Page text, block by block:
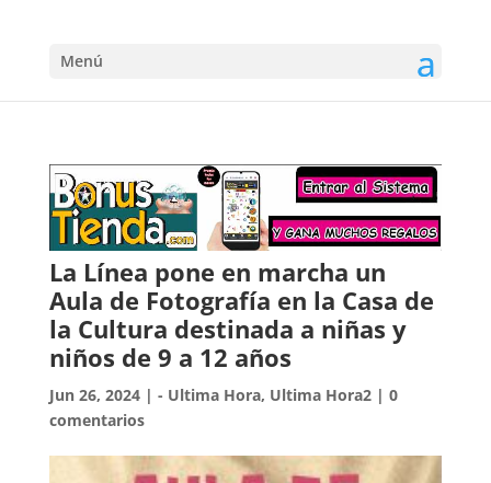
Menú
La Línea pone en marcha un
Aula de Fotografía en la Casa de
la Cultura destinada a niñas y
niños de 9 a 12 años
Jun 26, 2024| - Ultima Hora, Ultima Hora2| 0
comentarios